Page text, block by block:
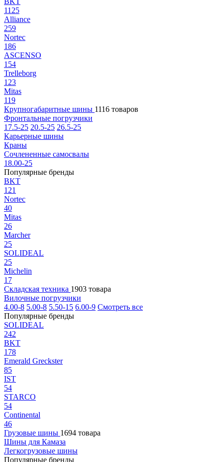
1125
Alliance
259
Nortec
186
ASCENSO
154
Trelleborg
123
Mitas
119
Крупногабаритные шины 1116 товаров
Фронтальные погрузчики
17.5-25 20.5-25 26.5-25
Карьерные шины
Краны
Сочлененные самосвалы
18.00-25
Популярные бренды
BKT
121
Nortec
40
Mitas
26
Marcher
25
SOLIDEAL
25
Michelin
17
Складская техника 1903 товара
Вилочные погрузчики
4.00-8 5.00-8 5.50-15 6.00-9 Смотреть все
Популярные бренды
SOLIDEAL
242
BKT
178
Emerald Greckster
85
IST
54
STARCO
54
Continental
46
Грузовые шины 1694 товара
Шины для Камаза
Легкогрузовые шины
Популярные бренды